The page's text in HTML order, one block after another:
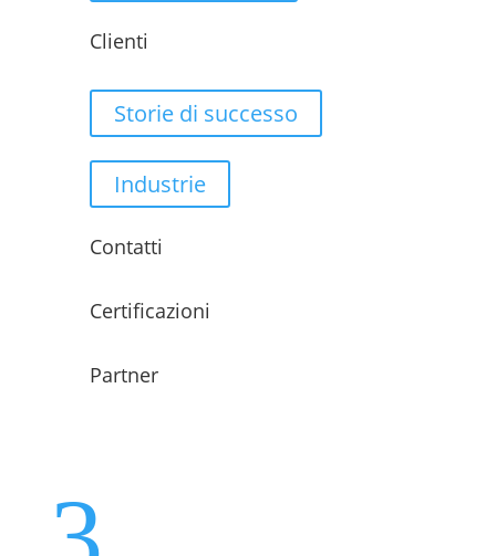
Clienti
Storie di successo
Industrie
Contatti
Certificazioni
Partner